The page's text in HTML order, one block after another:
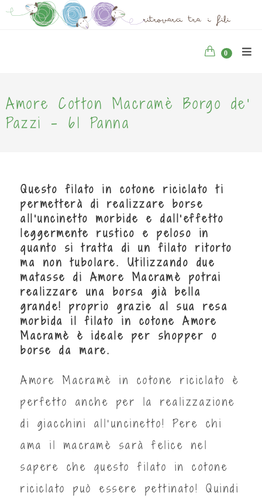
0
Amore Cotton Macramè Borgo de'
Pazzi - 61 Panna
Questo filato in cotone riciclato ti
permetterà di realizzare borse
all'uncinetto morbide e dall'effetto
leggermente rustico e peloso in
quanto si tratta di un filato ritorto
ma non tubolare. Utilizzando due
matasse di Amore Macramè potrai
realizzare una borsa già bella
grande! proprio grazie al sua resa
morbida il filato in cotone Amore
Macramè è ideale per shopper o
borse da mare.
Amore Macramè in cotone riciclato è
perfetto anche per la realizzazione
di giacchini all'uncinetto! Pere chi
ama il macramè sarà felice nel
sapere che questo filato in cotone
riciclato può essere pettinato! Quindi